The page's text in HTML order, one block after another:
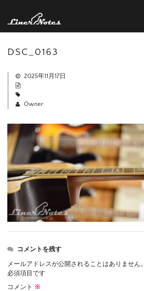
DSC_0163
2025年11月17日
Owner
コメントを残す
メールアドレスが公開されることはありません。
必須項目です
コメント ※